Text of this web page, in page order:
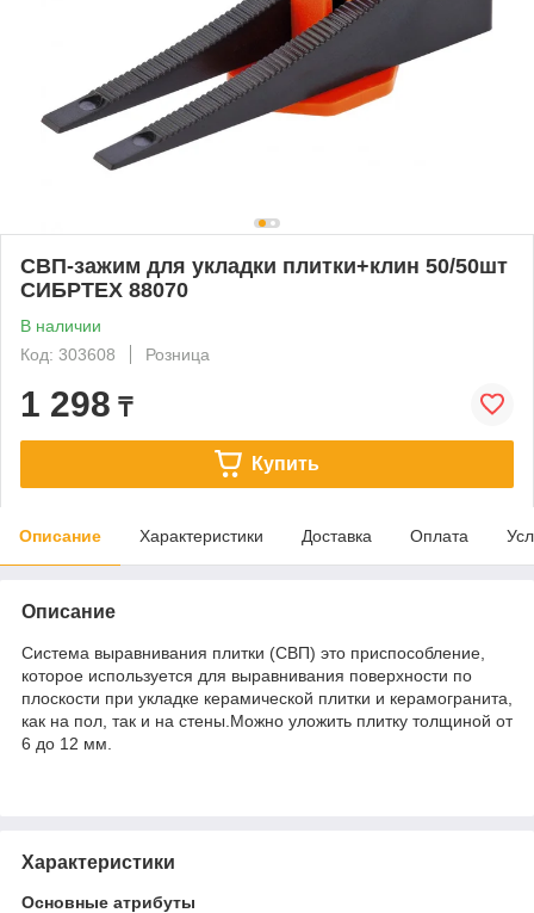
СВП-зажим для укладки плитки+клин 50/50шт
СИБРТЕХ 88070
В наличии
Код: 303608
Розница
1 298 ₸
Купить
Описание Характеристики Доставка Оплата
Описание
Система выравнивания плитки (СВП) это приспособление,
которое используется для выравнивания поверхности по
плоскости при укладке керамической плитки и керамогранита,
как на пол, так и на стены.Можно уложить плитку толщиной от
6 до 12 мм.
Характеристики
Основные атрибуты